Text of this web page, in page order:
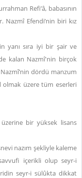
Refi’â, babasının
Efendi’nin biri kız
yanı sıra iyi bir şair ve
kalan Nazmî'nin birçok
dördü manzum
olmak üzere tüm eserleri
bir yüksek lisans
nazım şekliyle kaleme
içerikli olup seyr-i
seyr-i sülûkta dikkat